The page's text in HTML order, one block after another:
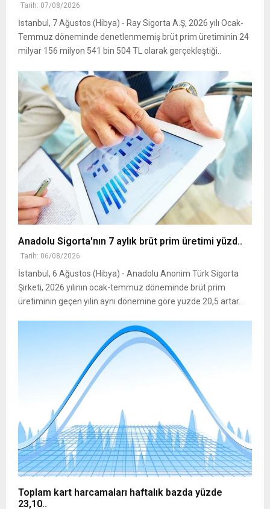
Tarih: 07/08/2026
İstanbul, 7 Ağustos (Hibya) - Ray Sigorta A.Ş, 2026 yılı Ocak-
Temmuz döneminde denetlenmemiş brüt prim üretiminin 24
milyar 156 milyon 541 bin 504 TL olarak gerçekleştiği..
Anadolu Sigorta'nın 7 aylık brüt prim üretimi yüzd..
Tarih: 06/08/2026
İstanbul, 6 Ağustos (Hibya) - Anadolu Anonim Türk Sigorta
Şirketi, 2026 yılının ocak-temmuz döneminde brüt prim
üretiminin geçen yılın aynı dönemine göre yüzde 20,5 artar..
Toplam kart harcamaları haftalık bazda yüzde
23,10..